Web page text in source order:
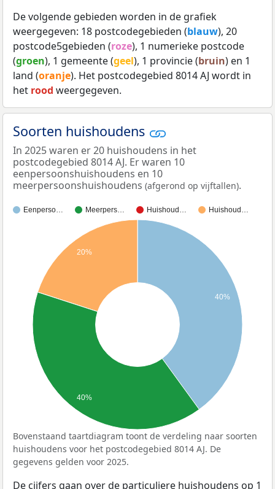
De volgende gebieden worden in de grafiek
weergegeven: 18 postcodegebieden (blauw), 20
postcode5gebieden (roze), 1 numerieke postcode
(groen), 1 gemeente (geel), 1 provincie (bruin) en 1
land (oranje). Het postcodegebied 8014 AJ wordt in
het rood weergegeven.
Soorten huishoudens
In 2025 waren er 20 huishoudens in het
postcodegebied 8014 AJ. Er waren 10
eenpersoonshuishoudens en 10
meerpersoonshuishoudens (afgerond op vijftallen).
Eenperso… Meerpers… Huishoud… Huishoud…
40%
20%
40%
Bovenstaand taartdiagram toont de verdeling naar soorten
huishoudens voor het postcodegebied 8014 AJ. De
gegevens gelden voor 2025.
De cijfers gaan over de particuliere huishoudens op 1